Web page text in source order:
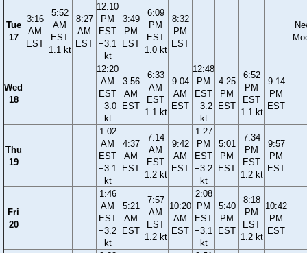
Tue
17
3:16
AM
EST
5:52
AM
EST
1.1 kt
8:27
AM
EST
12:10
PM
EST
−3.1
kt
3:49
PM
EST
6:09
PM
EST
1.0 kt
8:32
PM
EST
Wed
18
12:20
AM
EST
−3.0
kt
3:56
AM
EST
6:33
AM
EST
1.1 kt
9:04
AM
EST
12:48
PM
EST
−3.2
kt
4:25
PM
EST
6:52
PM
EST
1.1 kt
9:14
PM
EST
Thu
19
1:02
AM
EST
−3.1
kt
4:37
AM
EST
7:14
AM
EST
1.2 kt
9:42
AM
EST
1:27
PM
EST
−3.2
kt
5:01
PM
EST
7:34
PM
EST
1.2 kt
9:57
PM
EST
Fri
20
1:46
AM
EST
−3.2
kt
5:21
AM
EST
7:57
AM
EST
1.2 kt
10:20
AM
EST
2:08
PM
EST
−3.1
kt
5:40
PM
EST
8:18
PM
EST
1.2 kt
10:42
PM
EST